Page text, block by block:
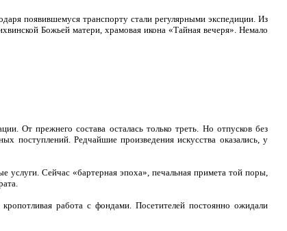
появившемуся транспорту стали регулярными экспедиции. Из
Божьей матери, храмовая икона «Тайная вечеря». Немало
От прежнего состава осталась только треть. Но отпусков без
поступлений. Редчайшие произведения искусства оказались, у
услуги. Сейчас «бартерная эпоха», печальная примета той поры,
работа с фондами. Посетителей постоянно ожидали